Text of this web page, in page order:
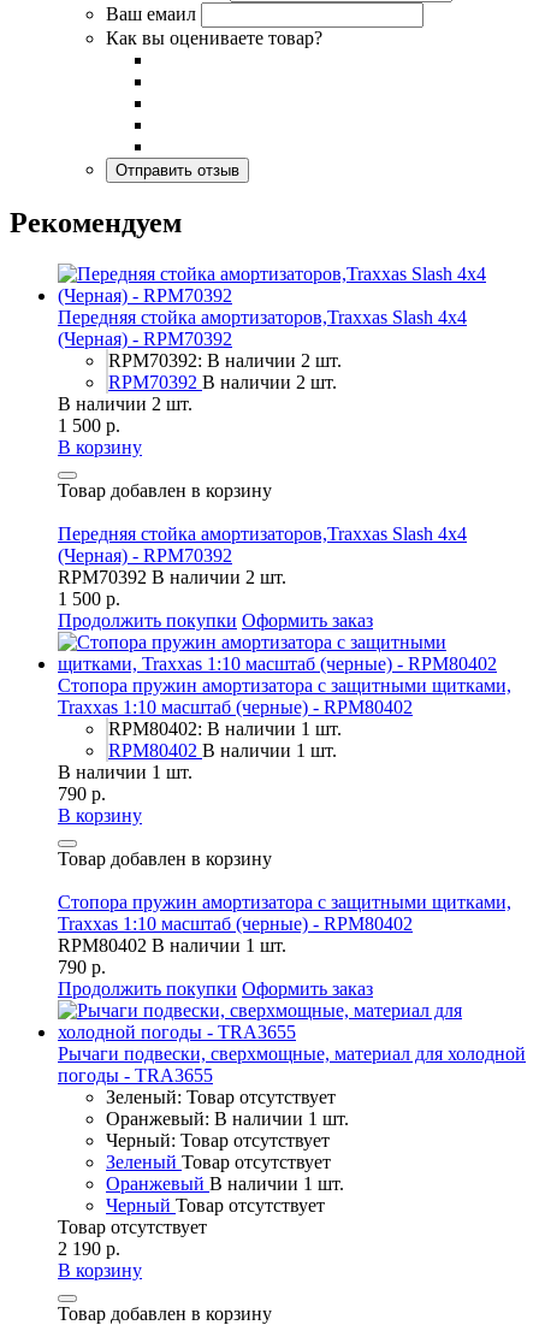
Ваш емаил
Как вы оцениваете товар?
Рекомендуем
Передняя стойка амортизаторов,Traxxas Slash 4x4
(Черная) - RPM70392
RPM70392: В наличии 2 шт.
RPM70392 В наличии 2 шт.
В наличии 2 шт.
1 500 р.
В корзину
Товар добавлен в корзину
Передняя стойка амортизаторов,Traxxas Slash 4x4
(Черная) - RPM70392
RPM70392 В наличии 2 шт.
1 500 р.
Продолжить покупки Оформить заказ
Стопора пружин амортизатора с защитными щитками,
Traxxas 1:10 масштаб (черные) - RPM80402
RPM80402: В наличии 1 шт.
RPM80402 В наличии 1 шт.
В наличии 1 шт.
790 р.
В корзину
Товар добавлен в корзину
Стопора пружин амортизатора с защитными щитками,
Traxxas 1:10 масштаб (черные) - RPM80402
RPM80402 В наличии 1 шт.
790 р.
Продолжить покупки Оформить заказ
Рычаги подвески, сверхмощные, материал для холодной
погоды - TRA3655
Зеленый: Товар отсутствует
Оранжевый: В наличии 1 шт.
Черный: Товар отсутствует
Зеленый Товар отсутствует
Оранжевый В наличии 1 шт.
Черный Товар отсутствует
Товар отсутствует
2 190 р.
В корзину
Товар добавлен в корзину